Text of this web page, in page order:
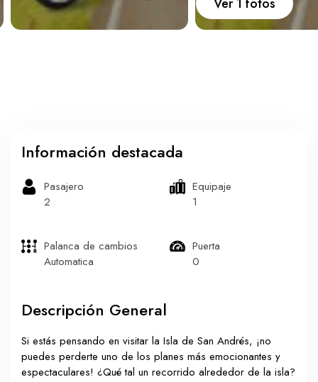
WhatsApp Llamar
Información destacada
Pasajero
2
Equipaje
1
Palanca de cambios
Automatica
Puerta
0
Descripción General
Si estás pensando en visitar la Isla de San Andrés, ¡no
puedes perderte uno de los planes más emocionantes y
espectaculares! ¿Qué tal un recorrido alrededor de la isla?